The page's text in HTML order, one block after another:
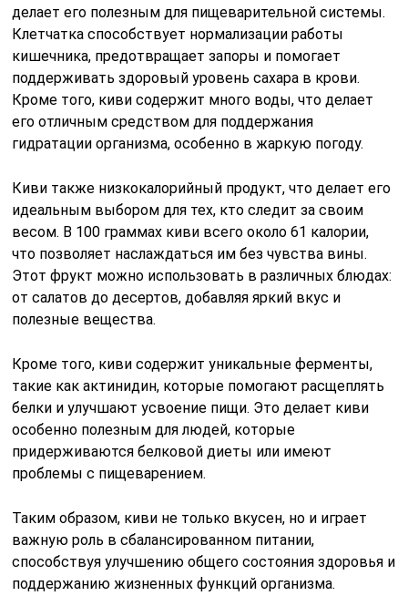
делает его полезным для пищеварительной системы.
Клетчатка способствует нормализации работы
кишечника, предотвращает запоры и помогает
поддерживать здоровый уровень сахара в крови.
Кроме того, киви содержит много воды, что делает
его отличным средством для поддержания
гидратации организма, особенно в жаркую погоду.
Киви также низкокалорийный продукт, что делает его
идеальным выбором для тех, кто следит за своим
весом. В 100 граммах киви всего около 61 калории,
что позволяет наслаждаться им без чувства вины.
Этот фрукт можно использовать в различных блюдах:
от салатов до десертов, добавляя яркий вкус и
полезные вещества.
Кроме того, киви содержит уникальные ферменты,
такие как актинидин, которые помогают расщеплять
белки и улучшают усвоение пищи. Это делает киви
особенно полезным для людей, которые
придерживаются белковой диеты или имеют
проблемы с пищеварением.
Таким образом, киви не только вкусен, но и играет
важную роль в сбалансированном питании,
способствуя улучшению общего состояния здоровья и
поддержанию жизненных функций организма.